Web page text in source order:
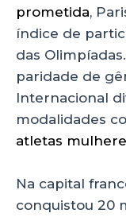
k
prometida,
índice de
das
paridade de
Internacional
modalidades
atletas
Na capital
conquistou 20